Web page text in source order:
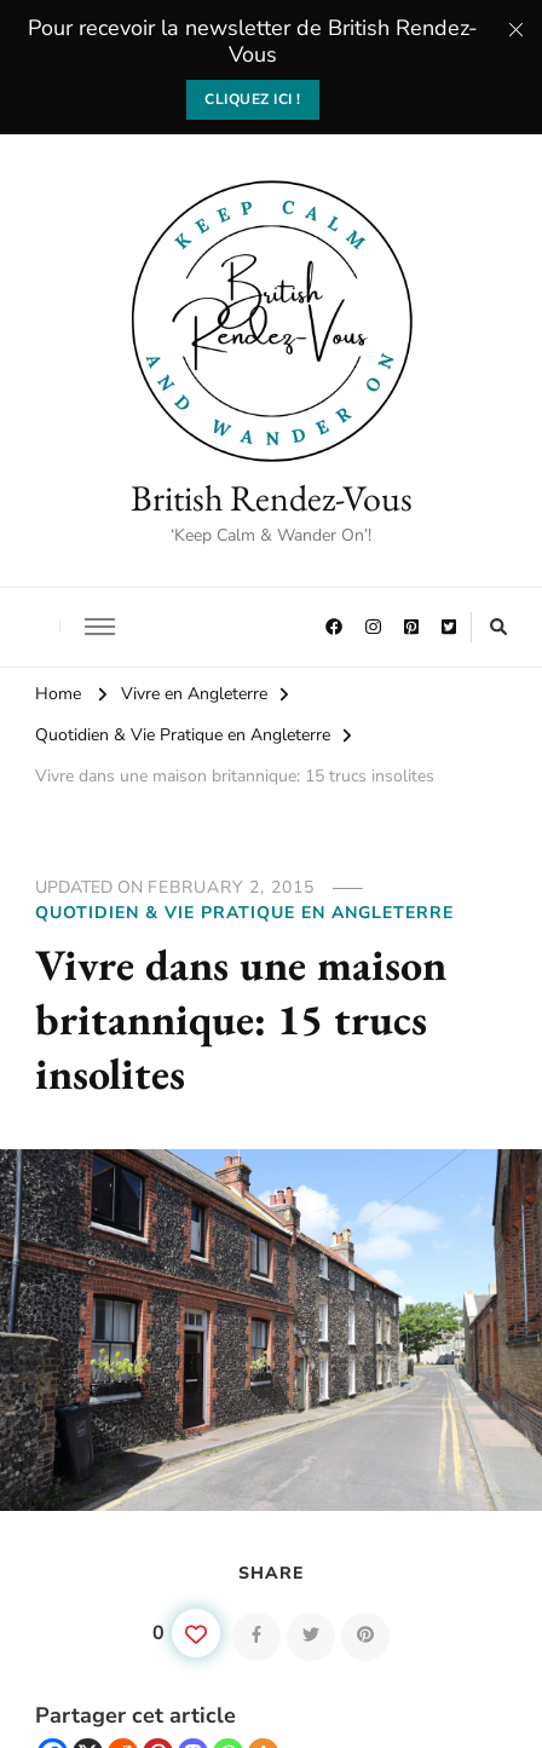
Pour recevoir la newsletter de British Rendez-
Vous
CLIQUEZ ICI !
British Rendez-Vous
‘Keep Calm & Wander On’!
Home
Vivre en Angleterre
Quotidien & Vie Pratique en Angleterre
Vivre dans une maison britannique: 15 trucs insolites
UPDATED ON FEBRUARY 2, 2015
QUOTIDIEN & VIE PRATIQUE EN ANGLETERRE
Vivre dans une maison
britannique: 15 trucs
insolites
SHARE
0
Partager cet article